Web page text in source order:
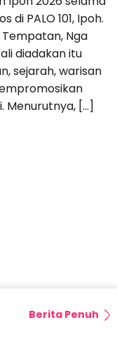
di PALO 101, Ipoh.
Nga
diadakan itu
sejarah, warisan
Menurutnya, […]
Berita Penuh